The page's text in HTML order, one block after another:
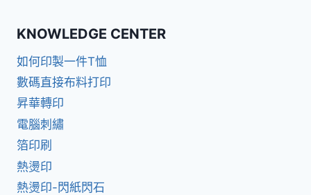
KNOWLEDGE CENTER
如何印製一件T恤
數碼直接布料打印
昇華轉印
電腦刺繡
箔印刷
熱燙印
熱燙印-閃紙閃石